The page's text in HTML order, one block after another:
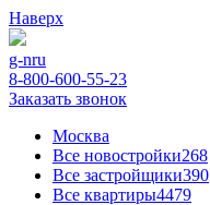
Наверх
g-nru
8-800-600-55-23
Заказать звонок
Москва
Все новостройки268
Все застройщики390
Все квартиры4479